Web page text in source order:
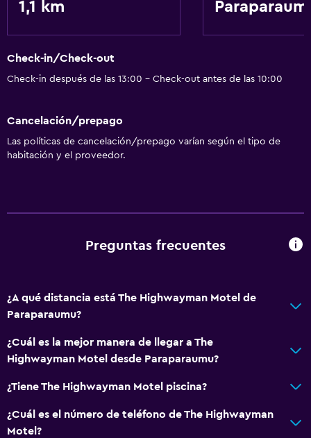
1,1 km
Check-in/Check-out
Check-in después de las 13:00 - Check-out antes de las 10:00
Cancelación/prepago
Las políticas de cancelación/prepago varían según el tipo de
habitación y el proveedor.
Preguntas frecuentes
¿A qué distancia está The Highwayman Motel de
Paraparaumu?
¿Cuál es la mejor manera de llegar a The
Highwayman Motel desde Paraparaumu?
¿Tiene The Highwayman Motel piscina?
¿Cuál es el número de teléfono de The Highwayman
Motel?